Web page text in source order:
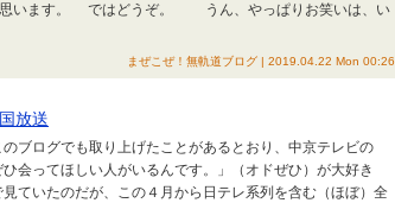
思います。 ではどうぞ。 うん、やっぱりお笑いは、い
まぜこぜ！無軌道ブログ | 2019.04.22 Mon 00:26
放送
ブログでも取り上げたことがあるとおり、中京テレビの
ひ会ってほしい人がいるんです。」（オドぜひ）が大好き
ていたのだが、この４月から日テレ系列を含む（ほぼ）全